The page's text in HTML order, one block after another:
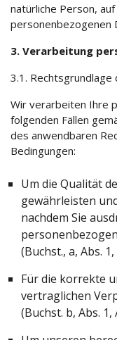
natürliche Person,
personenbezogenen
3. Verarbeitung
3.1.
Wir verarbeiten Ihre
folgenden Fällen
des anwendbaren
Bedingungen:
Um die Qualität
gewährleisten
nachdem Sie
(Buchst., a, Abs.
Für die korrekte
vertraglichen
(Buchst. b, Abs. 1,